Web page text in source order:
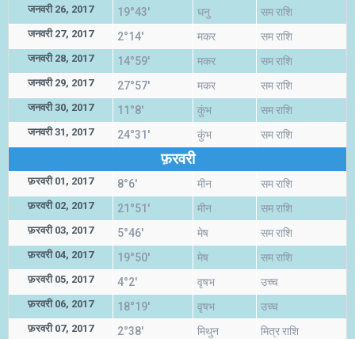
जनवरी 26, 2017 19°43' धनु सम राशि
जनवरी 27, 2017 2°14' मकर सम राशि
जनवरी 28, 2017 14°59' मकर सम राशि
जनवरी 29, 2017 27°57' मकर सम राशि
जनवरी 30, 2017 11°8' कुंभ सम राशि
जनवरी 31, 2017 24°31' कुंभ सम राशि
फ़रवरी
फ़रवरी 01, 2017 8°6' मीन सम राशि
फ़रवरी 02, 2017 21°51' मीन सम राशि
फ़रवरी 03, 2017 5°46' मेष सम राशि
फ़रवरी 04, 2017 19°50' मेष सम राशि
फ़रवरी 05, 2017 4°2' वृषभ उच्च
फ़रवरी 06, 2017 18°19' वृषभ उच्च
फ़रवरी 07, 2017 2°38' मिथुन मित्र राशि